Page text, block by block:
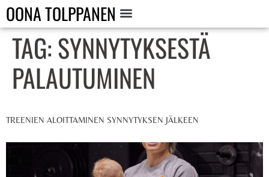
OONA TOLPPANEN
TAG:SYNNYTYKSESTÄ
PALAUTUMINEN
TREENIEN ALOITTAMINEN SYNNYTYKSEN JÄLKEEN